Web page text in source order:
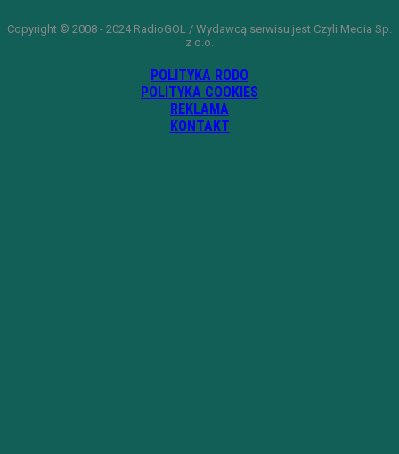
Copyright © 2008 - 2024 RadioGOL / Wydawcą serwisu jest Czyli Media Sp.
z o.o.
POLITYKA RODO
POLITYKA COOKIES
REKLAMA
KONTAKT